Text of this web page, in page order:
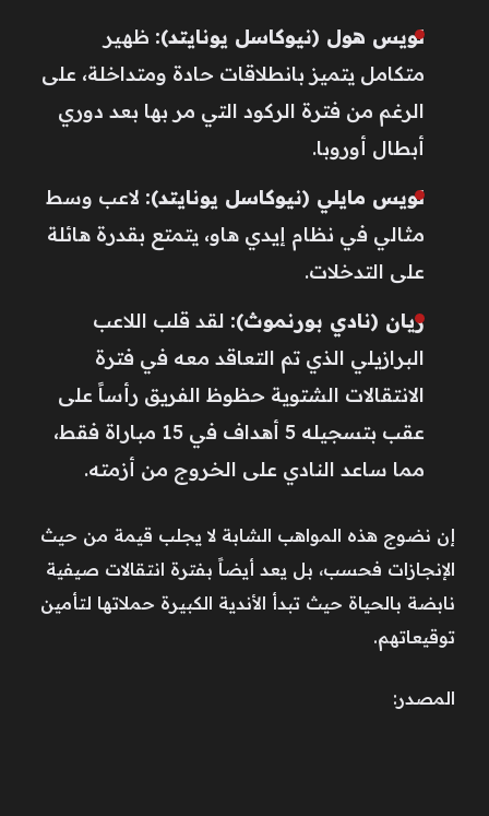
لويس هول (نيوكاسل يونايتد): ظهير
متكامل يتميز بانطلاقات حادة ومتداخلة، على
الرغم من فترة الركود التي مر بها بعد دوري
أبطال أوروبا.
لويس مايلي (نيوكاسل يونايتد): لاعب وسط
مثالي في نظام إيدي هاو، يتمتع بقدرة هائلة
على التدخلات.
ريان (نادي بورنموث): لقد قلب اللاعب
البرازيلي الذي تم التعاقد معه في فترة
الانتقالات الشتوية حظوظ الفريق رأساً على
عقب بتسجيله 5 أهداف في 15 مباراة فقط،
مما ساعد النادي على الخروج من أزمته.
إن نضوج هذه المواهب الشابة لا يجلب قيمة من حيث
الإنجازات فحسب، بل يعد أيضاً بفترة انتقالات صيفية
نابضة بالحياة حيث تبدأ الأندية الكبيرة حملاتها لتأمين
توقيعاتهم.
المصدر: